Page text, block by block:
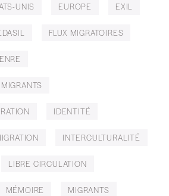
UNIS EUROPE EXIL
FLUX MIGRATOIRES
IDENTITÉ
INTERCULTURALITÉ
LIBRE CIRCULATION
MÉMOIRE MIGRANTS